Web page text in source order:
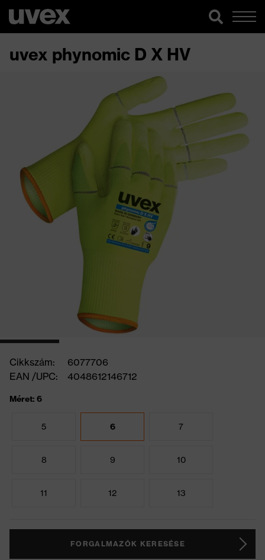
uvex phynomic D X HV
Cikkszám:
6077706
EAN /UPC:
4048612146712
Méret: 6
5 6 7
8 9 10
11 12 13
FORGALMAZÓK KERESÉSE